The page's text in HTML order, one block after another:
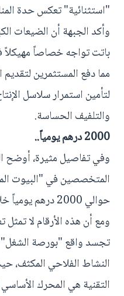
"استثنائية" تعكس حدة
وأكد الجبهة أن الضيعات
باتت تواجه خصاصاً مهيكلاً
مما دفع المستثمرين
لتأمين استمرار سلاسل
والتلفيف الحساسة.
2000 درهم يومياً..
وفي تفاصيل مثيرة، أوضح
المتخصصين في "البيوت
حوالي 2000 درهم يومياً خلال ذروة الموسم.
ومع أن هذه الأرقام لا تمثل
تجسد واقع "بورصة
النشاط الفلاحي المكثف،
التقنية هي المحرك